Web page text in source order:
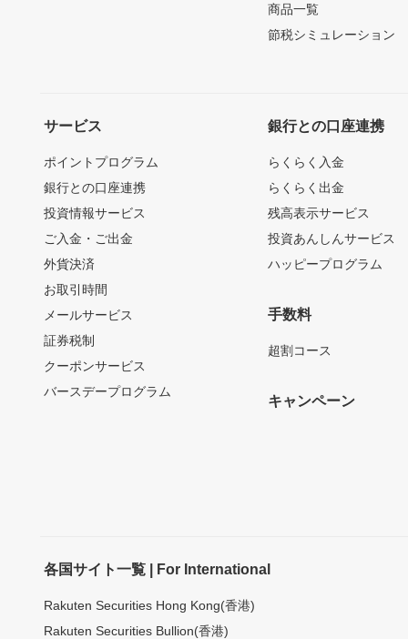
商品一覧
節税シミュレーション
サービス
ポイントプログラム
銀行との口座連携
投資情報サービス
ご入金・ご出金
外貨決済
お取引時間
メールサービス
証券税制
クーポンサービス
バースデープログラム
銀行との口座連携
らくらく入金
らくらく出金
残高表示サービス
投資あんしんサービス
ハッピープログラム
手数料
超割コース
キャンペーン
各国サイト一覧 | For International
Rakuten Securities Hong Kong(香港)
Rakuten Securities Bullion(香港)